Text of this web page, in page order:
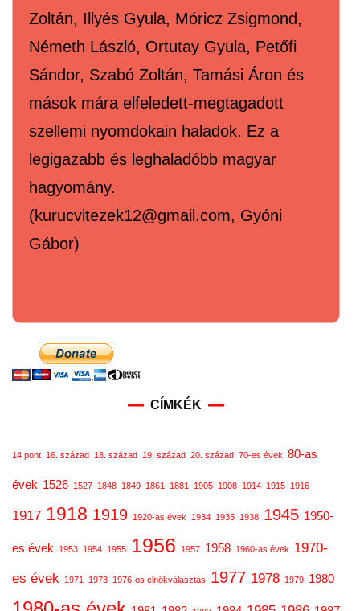
Zoltán, Illyés Gyula, Móricz Zsigmond,
Németh László, Ortutay Gyula, Petőfi
Sándor, Szabó Zoltán, Tamási Áron és
mások mára elfeledett-megtagadott
szellemi nyomdokain haladok. Ez a
legigazabb és leghaladóbb magyar
hagyomány.
(kurucvitezek12@gmail.com, Gyóni
Gábor)
CÍMKÉK
14 pont 16. század 18. század 19. század 20. század 70-es évek 80-as
évek 1526 1527 1848 1849 1861 1881 1905 1908 1914 1915 1916
1917 1918 1919 1920-as évek 1934 1935 1938 1945 1950-
es évek 1953 1954 1955 1956 1957 1958 1960-as évek
1970-
es évek 1971 1973 1976-os elnökválasztás 1977 1978 1979 1980